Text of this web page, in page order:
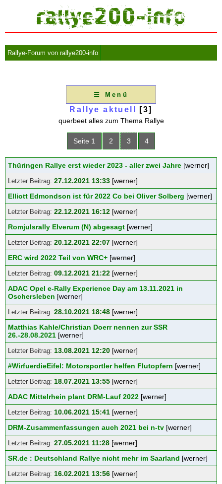
Rallye-Forum von rallye200-info
☰ Menü
Rallye aktuell [3]
querbeet alles zum Thema Rallye
Seite 1 2 3 4
Thüringen Rallye erst wieder 2023 - aller zwei Jahre [werner]
27.12.2021 13:33 [werner]
Elliott Edmondson ist für 2022 Co bei Oliver Solberg [werner]
22.12.2021 16:12 [werner]
Romjulsrally Elverum (N) abgesagt [werner]
20.12.2021 22:07 [werner]
ERC wird 2022 Teil von WRC+ [werner]
09.12.2021 21:22 [werner]
ADAC Opel e-Rally Experience Day am 13.11.2021 in
Oschersleben [werner]
28.10.2021 18:48 [werner]
Matthias Kahle/Christian Doerr nennen zur SSR
26.-28.08.2021 [werner]
13.08.2021 12:20 [werner]
#WirfuerdieEifel: Motorsportler helfen Flutopfern [werner]
18.07.2021 13:55 [werner]
ADAC Mittelrhein plant DRM-Lauf 2022 [werner]
10.06.2021 15:41 [werner]
DRM-Zusammenfassungen auch 2021 bei n-tv [werner]
27.05.2021 11:28 [werner]
SR.de : Deutschland Rallye nicht mehr im Saarland [werner]
16.02.2021 13:56 [werner]